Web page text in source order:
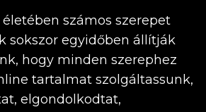
számos szerepet
sokszor egyidőben állítják
hogy minden szerephez
tartalmat szolgáltassunk,
elgondolkodtat,